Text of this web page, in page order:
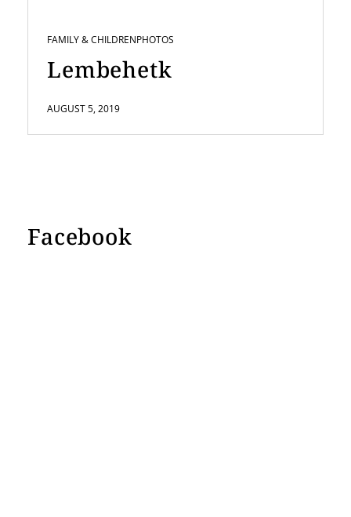
FAMILY & CHILDRENPHOTOS
Lembehetk
AUGUST 5, 2019
Facebook